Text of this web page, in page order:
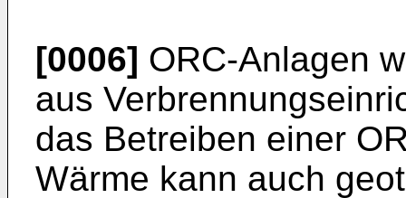
[0006] ORC-Anlagen
aus
das Betreiben einer
Wärme kann auch